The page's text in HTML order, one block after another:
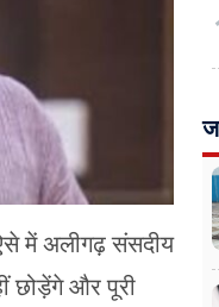
में अलीगढ़ संसदीय
छोड़ेंगे और पूरी